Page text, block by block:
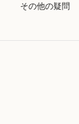
その他の疑問